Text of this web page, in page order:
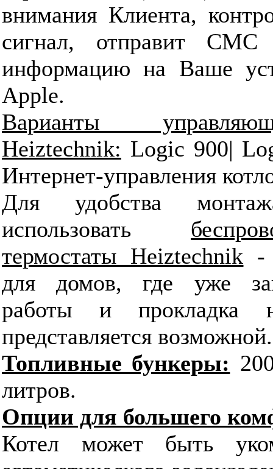
внимания Клиента,
сигнал, отправит СМС
информацию на Ваше
Apple.
Варианты
Heiztechnik: Logic 900|
Интернет-управления
Для удобства
использовать
термостаты Heiztechnik -
для домов, где уже
работы и прокладка
представляется возможной.
Топливные бункеры:
литров.
Опции для большего
Котел может быть